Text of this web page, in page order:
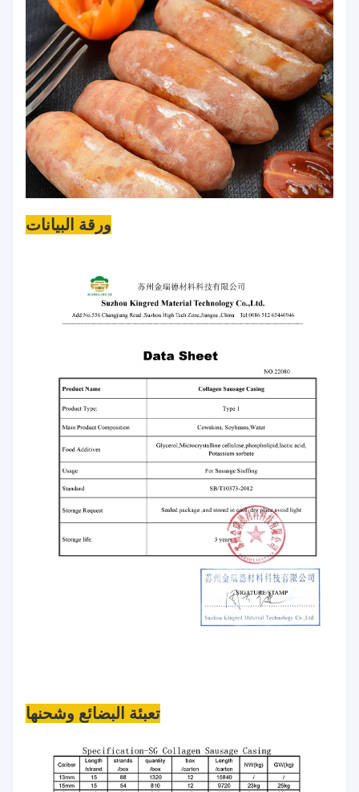
ورقة البيانات
تعبئة البضائع وشحنها